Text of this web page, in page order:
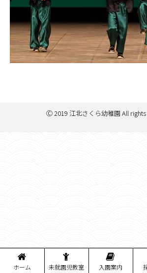
Ⓒ 2019 江北さくら幼稚園 All
ホーム 未就園児教室 入園案内